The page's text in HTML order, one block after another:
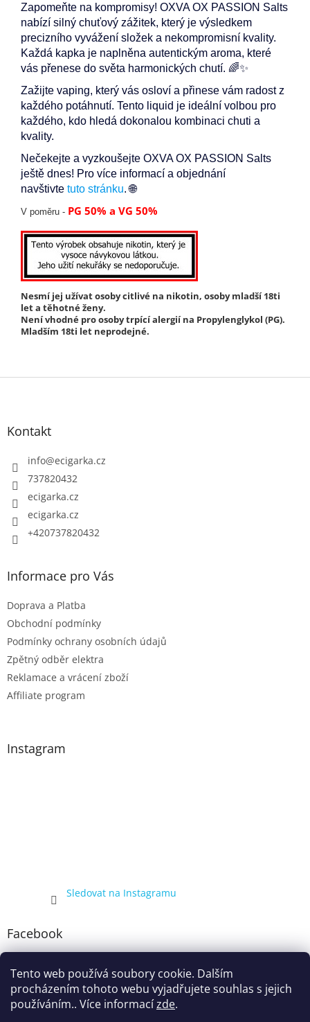
Tento web používá soubory cookie. Dalším
procházením tohoto webu vyjadřujete souhlas s jejich
používáním.. Více informacízde.
Zapomeňte na kompromisy! OXVA OX PASSION Salts
nabízí silný chuťový zážitek, který je výsledkem
precizního vyvážení složek a nekompromisní kvality.
Každá kapka je naplněna autentickým aroma, které
vás přenese do světa harmonických chutí. 🌈✨
Zažijte vaping, který vás osloví a přinese vám radost z
každého potáhnutí. Tento liquid je ideální volbou pro
každého, kdo hledá dokonalou kombinaci chuti a
kvality.
Nečekejte a vyzkoušejte OXVA OX PASSION Salts
ještě dnes! Pro více informací a objednání
navštivte tuto stránku. 🌐
V poměru - PG 50% a VG 50%
Nesmí jej užívat osoby citlivé na nikotin, osoby mladší 18ti
let a těhotné ženy.
Není vhodné pro osoby trpící alergií na Propylenglykol (PG).
Mladším 18ti let neprodejné.
Kontakt
info@ecigarka.cz
737820432
ecigarka.cz
ecigarka.cz
+420737820432
Informace pro Vás
Doprava a Platba
Obchodní podmínky
Podmínky ochrany osobních údajů
Zpětný odběr elektra
Reklamace a vrácení zboží
Affiliate program
Instagram
Sledovat na Instagramu
Facebook